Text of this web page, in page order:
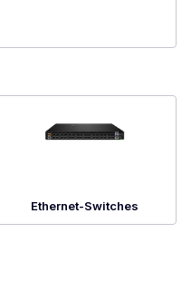
Ethernet-Switches